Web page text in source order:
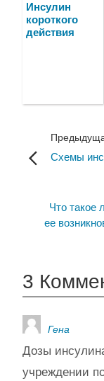
Инсулин
короткого
действия
Схемы
Что такое
ее
3
Гена
Дозы
учреждении